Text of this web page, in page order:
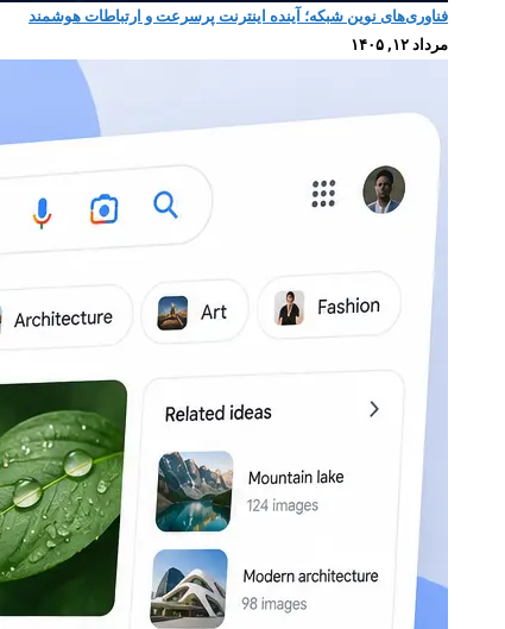
فناوری‌های نوین شبکه؛ آینده اینترنت پرسرعت و ارتباطات هوشمند
مرداد ۱۲, ۱۴۰۵